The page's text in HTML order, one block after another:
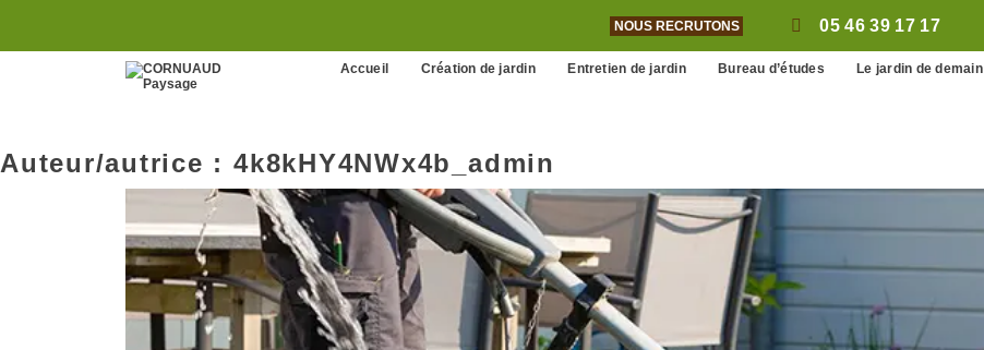
NOUS RECRUTONS 05 46 39 17 17
Accueil Création de jardin Entretien de jardin Bureau d’études Le jardin de demain
Auteur/autrice :4k8kHY4NWx4b_admin